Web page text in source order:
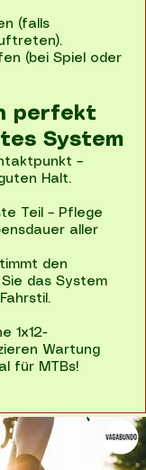
(falls
(bei Spiel oder
perfekt
System​
–
Halt.
Teil – Pflege
aller
den
das System
1x12-
Wartung
für MTBs!